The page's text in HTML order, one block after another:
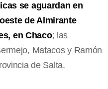
se aguardan en
de Almirante
en Chaco; las
Matacos y Ramón
de Salta.